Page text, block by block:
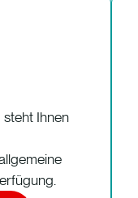
Ihnen